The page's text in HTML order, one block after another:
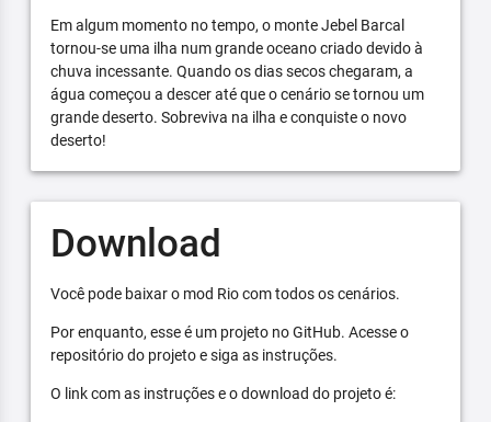
Em algum momento no tempo, o monte Jebel Barcal
tornou-se uma ilha num grande oceano criado devido à
chuva incessante. Quando os dias secos chegaram, a
água começou a descer até que o cenário se tornou um
grande deserto. Sobreviva na ilha e conquiste o novo
deserto!
Download
Você pode baixar o mod Rio com todos os cenários.
Por enquanto, esse é um projeto no GitHub. Acesse o
repositório do projeto e siga as instruções.
O link com as instruções e o download do projeto é: